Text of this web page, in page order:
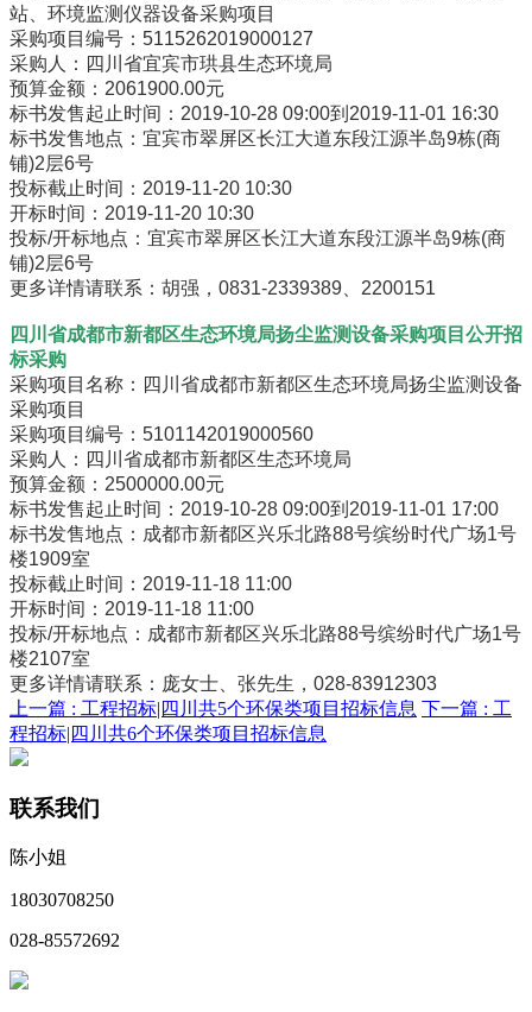
站、环境监测仪器设备采购项目
采购项目编号：5115262019000127
采购人：四川省宜宾市珙县生态环境局
预算金额：2061900.00元
标书发售起止时间：2019-10-28 09:00到2019-11-01 16:30
标书发售地点：宜宾市翠屏区长江大道东段江源半岛9栋(商
铺)2层6号
投标截止时间：2019-11-20 10:30
开标时间：2019-11-20 10:30
投标/开标地点：宜宾市翠屏区长江大道东段江源半岛9栋(商
铺)2层6号
更多详情请联系：胡强，0831-2339389、2200151
四川省成都市新都区生态环境局扬尘监测设备采购项目公开招
标采购
采购项目名称：四川省成都市新都区生态环境局扬尘监测设备
采购项目
采购项目编号：5101142019000560
采购人：四川省成都市新都区生态环境局
预算金额：2500000.00元
标书发售起止时间：2019-10-28 09:00到2019-11-01 17:00
标书发售地点：成都市新都区兴乐北路88号缤纷时代广场1号
楼1909室
投标截止时间：2019-11-18 11:00
开标时间：2019-11-18 11:00
投标/开标地点：成都市新都区兴乐北路88号缤纷时代广场1号
楼2107室
更多详情请联系：庞女士、张先生，028-83912303
上一篇 : 工程招标|四川共5个环保类项目招标信息 下一篇 : 工
程招标|四川共6个环保类项目招标信息
联系我们
陈小姐
18030708250
028-85572692